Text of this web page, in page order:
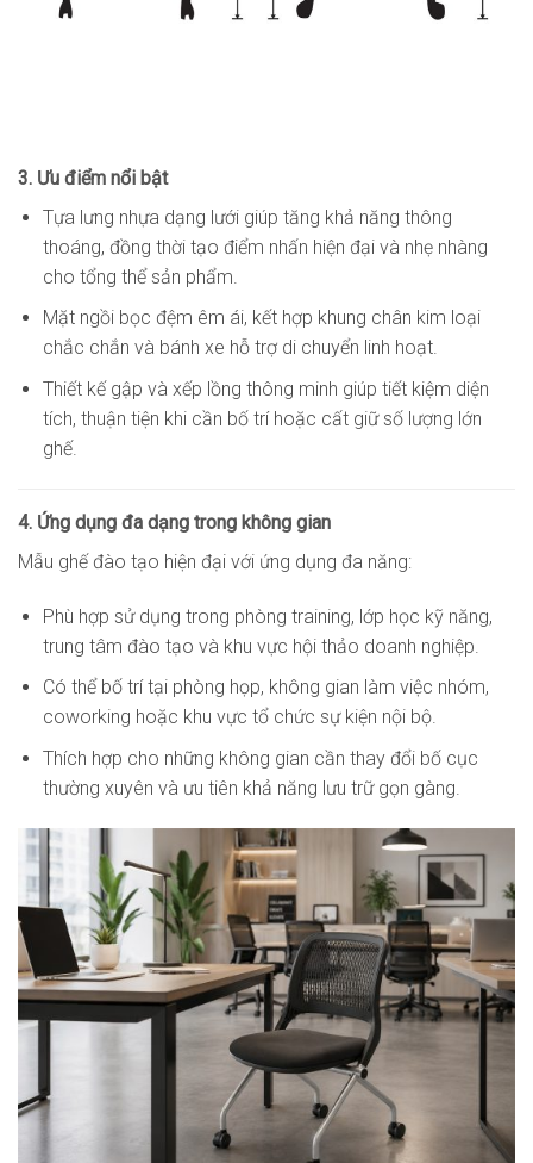
3. Ưu điểm nổi bật
Tựa lưng nhựa dạng lưới giúp tăng khả năng thông
thoáng, đồng thời tạo điểm nhấn hiện đại và nhẹ nhàng
cho tổng thể sản phẩm.
Mặt ngồi bọc đệm êm ái, kết hợp khung chân kim loại
chắc chắn và bánh xe hỗ trợ di chuyển linh hoạt.
Thiết kế gập và xếp lồng thông minh giúp tiết kiệm diện
tích, thuận tiện khi cần bố trí hoặc cất giữ số lượng lớn
ghế.
4. Ứng dụng đa dạng trong không gian
Mẫu ghế đào tạo hiện đại với ứng dụng đa năng:
Phù hợp sử dụng trong phòng training, lớp học kỹ năng,
trung tâm đào tạo và khu vực hội thảo doanh nghiệp.
Có thể bố trí tại phòng họp, không gian làm việc nhóm,
coworking hoặc khu vực tổ chức sự kiện nội bộ.
Thích hợp cho những không gian cần thay đổi bố cục
thường xuyên và ưu tiên khả năng lưu trữ gọn gàng.